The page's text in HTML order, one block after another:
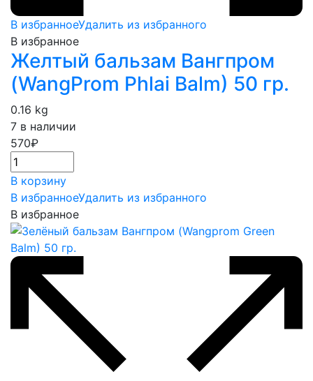
В избранноеУдалить из избранного
В избранное
Желтый бальзам Вангпром
(WangProm Phlai Balm) 50 гр.
0.16 kg
7 в наличии
570₽
В корзину
В избранноеУдалить из избранного
В избранное